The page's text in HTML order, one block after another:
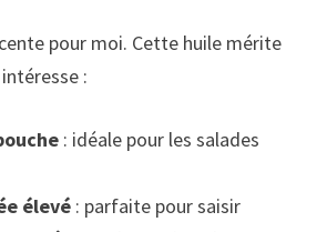
pour moi. Cette huile mérite
:
: idéale pour les salades
élevé: parfaite pour saisir